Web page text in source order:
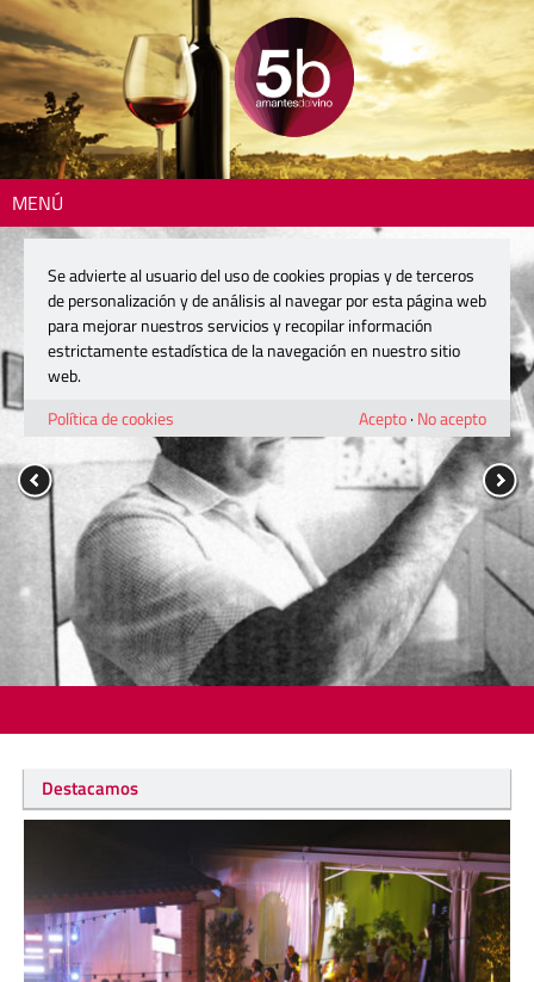
MENÚ
Destacamos
Se advierte al usuario del uso de cookies propias y de terceros
de personalización y de análisis al navegar por esta página web
para mejorar nuestros servicios y recopilar información
estrictamente estadística de la navegación en nuestro sitio
web.
Política de cookies
Acepto· No acepto